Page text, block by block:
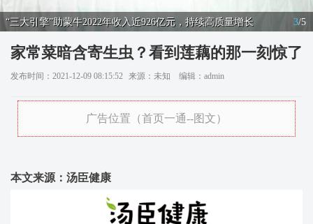
“三大引擎”助蒙牛2022年收入近926亿元，持续高质量增长 3/5
家常菜暗含寄生虫？看到莲藕的那一刻惊了
发布时间：2021-12-09 08:15:52 来源：未知 编辑：admin
广告位置（首页一通--图文）
本文来源：汤臣健康